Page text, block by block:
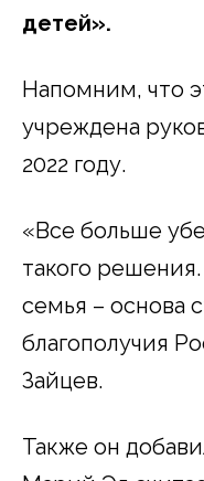
детей».
Напомним, что
учреждена
2022 году.
«Все больше
такого
семья – основа
благополучия
Зайцев.
Также он